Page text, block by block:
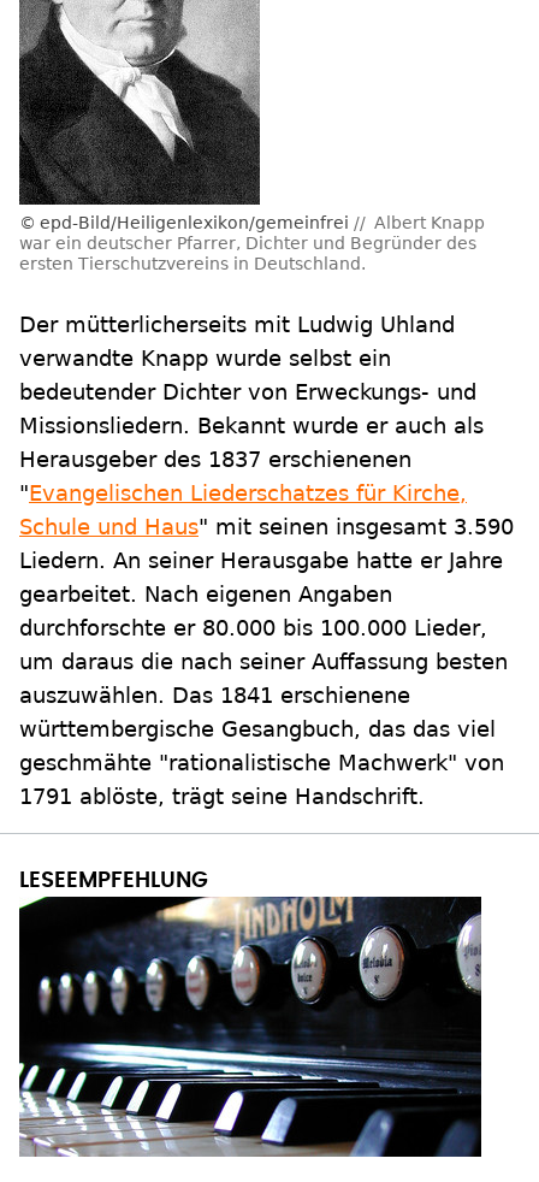
epd-Bild/Heiligenlexikon/gemeinfrei
Albert Knapp
war ein deutscher Pfarrer, Dichter und Begründer des
ersten Tierschutzvereins in Deutschland.
Der mütterlicherseits mit Ludwig Uhland
verwandte Knapp wurde selbst ein
bedeutender Dichter von Erweckungs- und
Missionsliedern. Bekannt wurde er auch als
Herausgeber des 1837 erschienenen
"Evangelischen Liederschatzes für Kirche,
Schule und Haus" mit seinen insgesamt 3.590
Liedern. An seiner Herausgabe hatte er Jahre
gearbeitet. Nach eigenen Angaben
durchforschte er 80.000 bis 100.000 Lieder,
um daraus die nach seiner Auffassung besten
auszuwählen. Das 1841 erschienene
württembergische Gesangbuch, das das viel
geschmähte "rationalistische Machwerk" von
1791 ablöste, trägt seine Handschrift.